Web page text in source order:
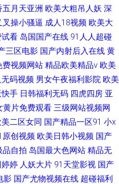
五月天亚洲 欧美大粗吊人妖 深
叉操小骚逼 成人18视频 欧美大
看 岛国国产在线 91人人超碰
三区电影 国产内射后入在线 黄
费视频网站 精品欧美精品v 欧美
码视频 男女午夜福利影院 欧美
手 日韩福利无码 四虎四房 亚
黄片免费观看 三级网站视频网
美二区女同 国产精品一区91 小x
原创视频 欧美日韩小视频 国产
品自拍 岛国最大色网站 精品无
婷 人妖大片 91天堂影视 国产
影 国产尤物视频在线 超碰福利